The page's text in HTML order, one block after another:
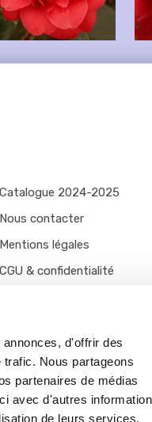
d'offrir des
Nous partageons
partenaires de médias
avec d'autres
de leurs services.
Catalogue 2024-2025
Nous contacter
Mentions légales
CGU & confidentialité